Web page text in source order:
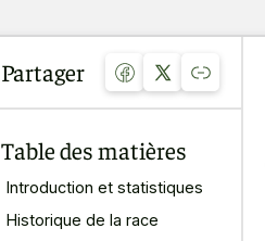
Partager
Table des matières
Introduction et statistiques
Historique de la race